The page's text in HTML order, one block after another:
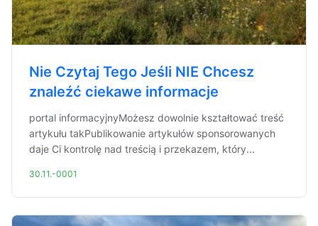
Nie Czytaj Tego Jeśli NIE Chcesz
znaleźć ciekawe informacje
portal informacyjnyMożesz dowolnie kształtować treść
artykułu takPublikowanie artykułów sponsorowanych
daje Ci kontrolę nad treścią i przekazem, który...
30.11.-0001